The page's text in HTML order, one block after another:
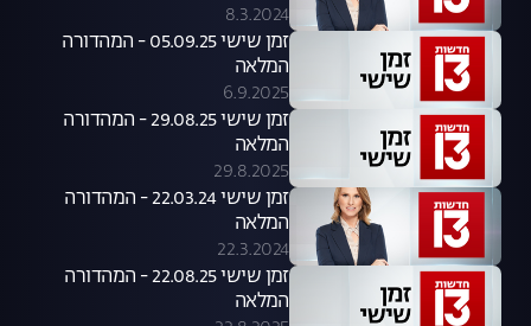
8.3.2024
זמן שישי 05.09.25 - המהדורה
המלאה
6.9.2025
זמן שישי 29.08.25 - המהדורה
המלאה
29.8.2025
זמן שישי 22.03.24 - המהדורה
המלאה
22.3.2024
זמן שישי 22.08.25 - המהדורה
המלאה